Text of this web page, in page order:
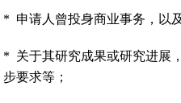
* 申请人曾投身商业事务，以
* 关于其研究成果或研究进展
步要求等；